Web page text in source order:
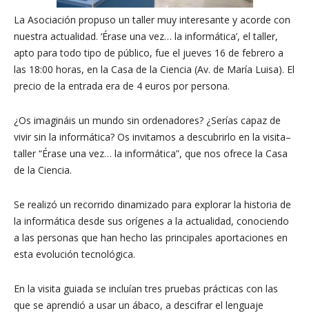
La Asociación propuso un taller muy interesante y acorde con
nuestra actualidad. ‘Érase una vez… la informática’, el taller,
apto para todo tipo de público, fue el jueves 16 de febrero a
las 18:00 horas, en la Casa de la Ciencia (Av. de María Luisa). El
precio de la entrada era de 4 euros por persona.
¿Os imagináis un mundo sin ordenadores? ¿Serías capaz de
vivir sin la informática? Os invitamos a descubrirlo en la visita–
taller “Érase una vez… la informática”, que nos ofrece la Casa
de la Ciencia.
Se realizó un recorrido dinamizado para explorar la historia de
la informática desde sus orígenes a la actualidad, conociendo
a las personas que han hecho las principales aportaciones en
esta evolución tecnológica.
En la visita guiada se incluían tres pruebas prácticas con las
que se aprendió a usar un ábaco, a descifrar el lenguaje